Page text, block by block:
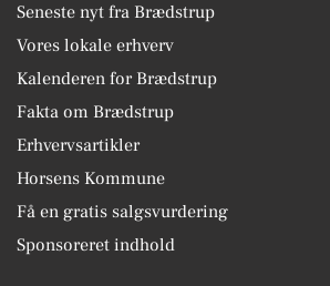
Seneste nyt fra Brædstrup
Vores lokale erhverv
Kalenderen for Brædstrup
Fakta om Brædstrup
Erhvervsartikler
Horsens Kommune
Få en gratis salgsvurdering
Sponsoreret indhold